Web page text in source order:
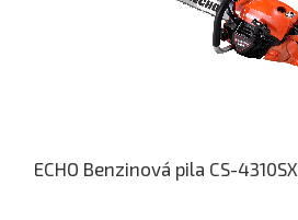
ECHO Benzinová pila CS-4310SX